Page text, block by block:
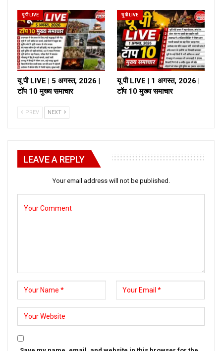
यू पी LIVE
यू पी LIVE | 5 अगस्त, 2026 |
टॉप 10 मुख्य समाचार
यू पी LIVE
यू पी LIVE | 1 अगस्त, 2026 |
टॉप 10 मुख्य समाचार
PREV NEXT
LEAVE A REPLY
Your email address will not be published.